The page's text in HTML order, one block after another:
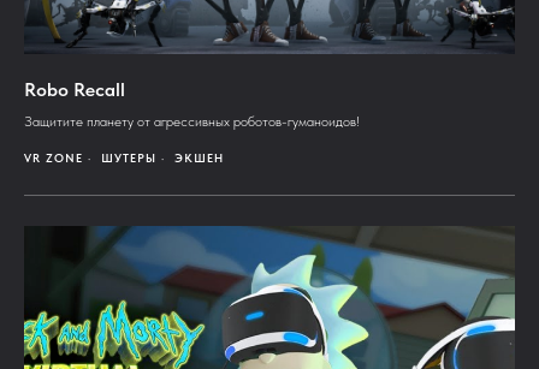
Robo Recall
Защитите планету от агрессивных роботов-гуманоидов!
VR ZONE ШУТЕРЫ ЭКШЕН